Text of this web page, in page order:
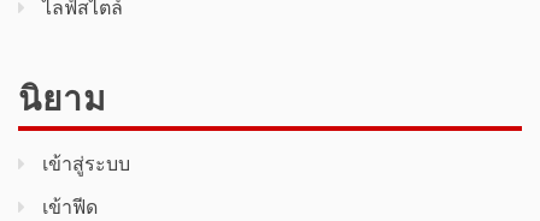
ไลฟ์สไตล์
นิยาม
เข้าสู่ระบบ
เข้าฟีด